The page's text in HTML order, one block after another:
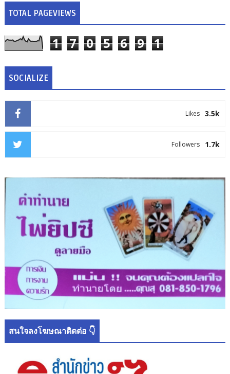
TOTAL PAGEVIEWS
1 7 0 5 6 9 1
SOCIALIZE
3.5k
Likes
1.7k
Followers
สนใจลงโฆษณาติดต่อ 👇